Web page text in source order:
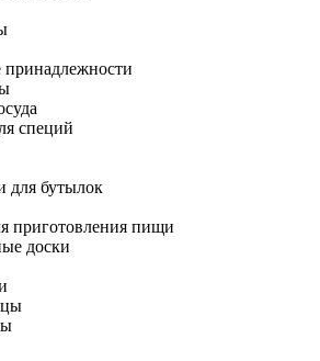
специй
для бутылок
приготовления пищи
доски